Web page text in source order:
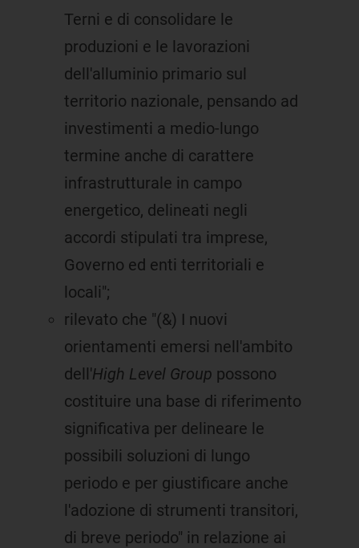
Terni e di consolidare le
produzioni e le lavorazioni
dell'alluminio primario sul
territorio nazionale, pensando ad
investimenti a medio-lungo
termine anche di carattere
infrastrutturale in campo
energetico, delineati negli
accordi stipulati tra imprese,
Governo ed enti territoriali e
locali";
rilevato che "(&) I nuovi
orientamenti emersi nell'ambito
dell'High Level Group possono
costituire una base di riferimento
significativa per delineare le
possibili soluzioni di lungo
periodo e per giustificare anche
l'adozione di strumenti transitori,
di breve periodo" in relazione ai